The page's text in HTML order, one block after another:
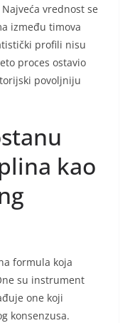
vrednost se
između timova
profili nisu
proces ostavio
povoljniju
kao
formula koja
su instrument
one koji
konsenzusa.